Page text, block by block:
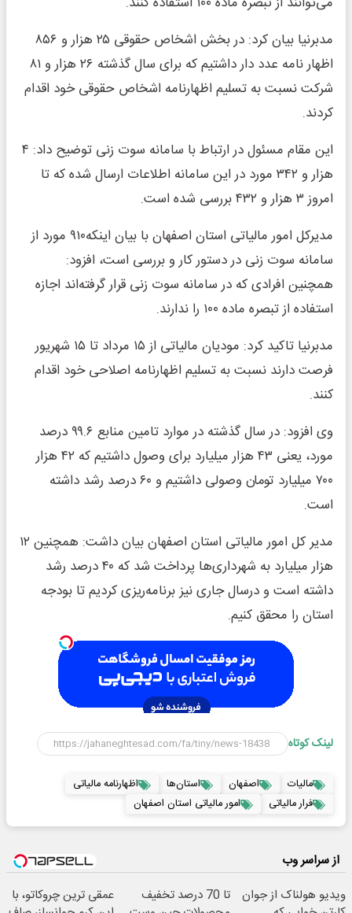
مدبرنیا بیان کرد: در بخش اشخاص حقوقی ۲۵ هزار و ۸۵۶
اظهار نامه عدد دار داشتیم که برای سال گذشته ۲۶ هزار و ۸۱
شرکت نسبت به تسلیم اظهارنامه اشخاص حقوقی خود اقدام
کردند.
این مقام مسئول در ارتباط با سامانه سوت زنی توضیح داد: ۴
هزار و ۳۴۲ مورد در این سامانه اطلاعات ارسال شده که تا
امروز ۳ هزار و ۴۳۲ بررسی شده است.
مدیرکل امور مالیاتی استان اصفهان با بیان اینکه۹۱۰ مورد از
سامانه سوت زنی در دستور کار و بررسی است، افزود:
همچنین افرادی که در سامانه سوت زنی قرار گرفته‌اند اجازه
استفاده از تبصره ماده ۱۰۰ را ندارند.
مدبرنیا تاکید کرد: مودیان مالیاتی از ۱۵ مرداد تا ۱۵ شهریور
فرصت دارند نسبت به تسلیم اظهارنامه اصلاحی خود اقدام
کنند.
وی افزود: در سال گذشته در موارد تامین منابع ۹۹.۶ درصد
مورد، یعنی ۴۳ هزار میلیارد برای وصول داشتیم که ۴۲ هزار
۷۰۰ میلیارد تومان وصولی داشتیم و ۶۰ درصد رشد داشته
است.
مدیر کل امور مالیاتی استان اصفهان بیان داشت: همچنین ۱۲
هزار میلیارد به شهرداری‌ها پرداخت شد که ۴۰ درصد رشد
داشته است و درسال جاری نیز برنامه‌ریزی کردیم تا بودجه
استان را محقق کنیم.
لینک کوتاه
مالیات اصفهان استان‌ها
اظهارنامه مالیاتی
فرار مالیاتی
امور مالیاتی استان اصفهان
از سراسر وب
ویدیو هولناک از جوان
تا 70 درصد تخفیف
عمقی ترین چروکاتو، با